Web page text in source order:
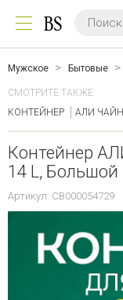
Мужское Бытовые
СМОТРИТЕ ТАКЖЕ:
КОНТЕЙНЕР
АЛИ
Контейнер
14 L,
Артикул: CB000054729